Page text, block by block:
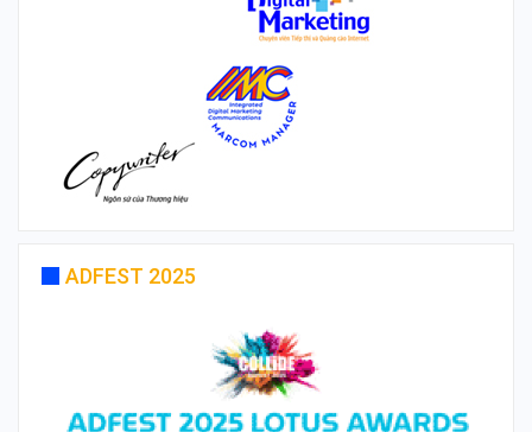
ADFEST 2025